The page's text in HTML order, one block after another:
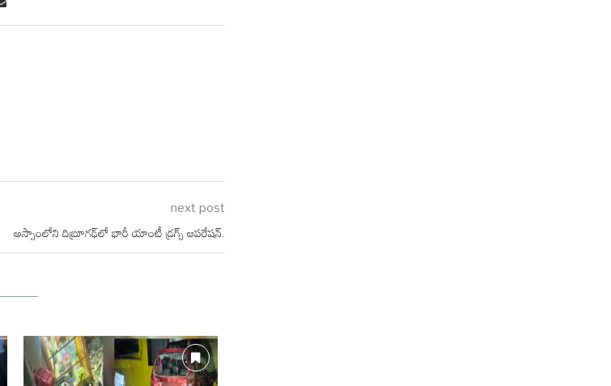
next post
అస్సాంలోని దిబ్రూగఢ్‌లో భారీ యాంటీ డ్రగ్స్ ఆపరేషన్.